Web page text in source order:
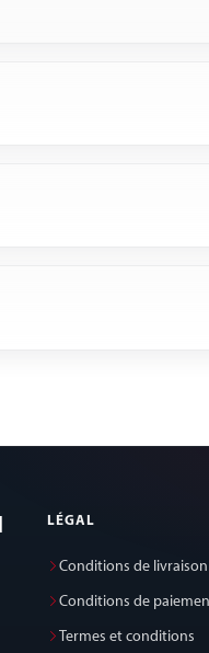
LÉGAL
Conditions de livraison
Conditions de
Termes et conditions